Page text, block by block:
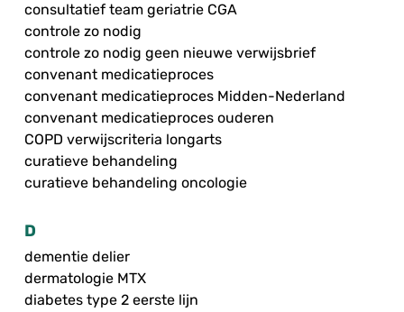
consultatief team geriatrie CGA
controle zo nodig
controle zo nodig geen nieuwe verwijsbrief
convenant medicatieproces
convenant medicatieproces Midden-Nederland
convenant medicatieproces ouderen
COPD verwijscriteria longarts
curatieve behandeling
curatieve behandeling oncologie
D
dementie delier
dermatologie MTX
diabetes type 2 eerste lijn